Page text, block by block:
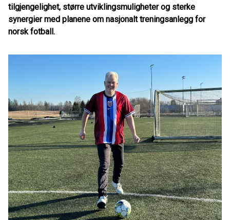
tilgjengelighet, større utviklingsmuligheter og sterke
synergier med planene om nasjonalt treningsanlegg for
norsk fotball.